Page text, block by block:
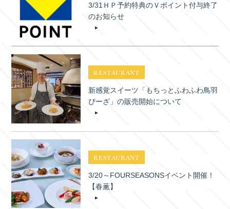
3/31ＨＰ予約特典のＶポイント付与終了
のお知らせ
RESTAURANT
新感覚スイーツ「もちっとふわふわ鳥羽
ぴーざ」の販売開始について
RESTAURANT
3/20～FOURSEASONSイベント開催！
【春薫】